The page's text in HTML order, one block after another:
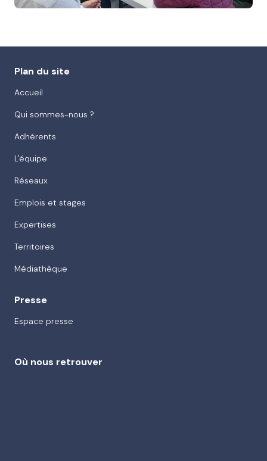
Plan du site
Accueil
Qui sommes-nous ?
Adhérents
L'équipe
Réseaux
Emplois et stages
Expertises
Territoires
Médiathèque
Presse
Espace presse
Où nous retrouver